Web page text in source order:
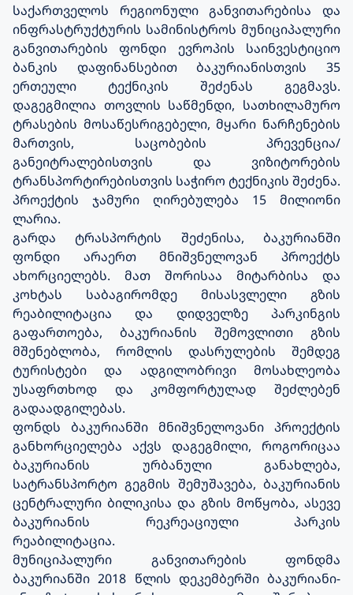
საქართველოს რეგიონული განვითარებისა და
ინფრასტრუქტურის სამინისტროს მუნიციპალური
განვითარების ფონდი ევროპის საინვესტიციო
ბანკის დაფინანსებით ბაკურიანისთვის 35
ერთეული ტექნიკის შეძენას გეგმავს.
დაგეგმილია თოვლის საწმენდი, სათხილამურო
ტრასების მოსაწესრიგებელი, მყარი ნარჩენების
მართვის, საცობების პრევენცია/
განეიტრალებისთვის და ვიზიტორების
ტრანსპორტირებისთვის საჭირო ტექნიკის შეძენა.
პროექტის ჯამური ღირებულება 15 მილიონი
ლარია.
გარდა ტრასპორტის შეძენისა, ბაკურიანში
ფონდი არაერთ მნიშვნელოვან პროექტს
ახორციელებს. მათ შორისაა მიტარბისა და
კოხტას საბაგირომდე მისასვლელი გზის
რეაბილიტაცია და დიდველზე პარკინგის
გაფართოება, ბაკურიანის შემოვლითი გზის
მშენებლობა, რომლის დასრულების შემდეგ
ტურისტები და ადგილობრივი მოსახლეობა
უსაფრთხოდ და კომფორტულად შეძლებენ
გადაადგილებას.
ფონდს ბაკურიანში მნიშვნელოვანი პროექტის
განხორციელება აქვს დაგეგმილი, როგორიცაა
ბაკურიანის ურბანული განახლება,
სატრანსპორტო გეგმის შემუშავება, ბაკურიანის
ცენტრალური ბილიკისა და გზის მოწყობა, ასევე
ბაკურიანის რეკრეაციული პარკის
რეაბილიტაცია.
მუნიციპალური განვითარების ფონდმა
ბაკურიანში 2018 წლის დეკემბერში ბაკურიანი-